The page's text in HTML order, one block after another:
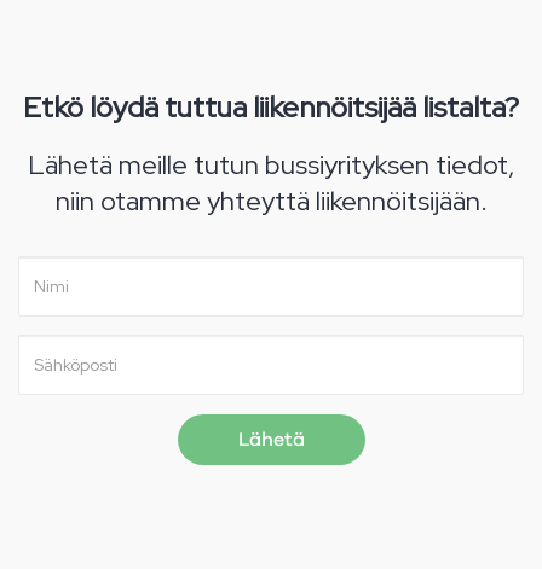
Etkö löydä tuttua liikennöitsijää listalta?
Lähetä meille tutun bussiyrityksen tiedot,
niin otamme yhteyttä liikennöitsijään.